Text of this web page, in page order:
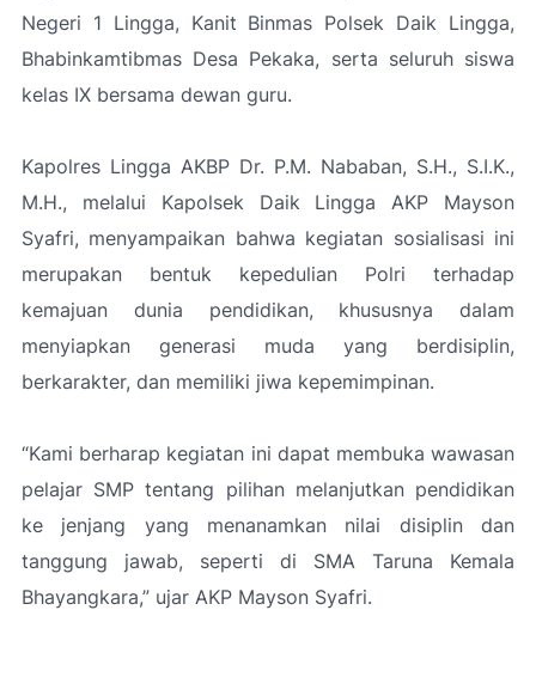
Negeri 1 Lingga, Kanit Binmas Polsek Daik Lingga,
Bhabinkamtibmas Desa Pekaka, serta seluruh siswa
kelas IX bersama dewan guru.
Kapolres Lingga AKBP Dr. P.M. Nababan, S.H., S.I.K.,
M.H., melalui Kapolsek Daik Lingga AKP Mayson
Syafri, menyampaikan bahwa kegiatan sosialisasi ini
merupakan bentuk kepedulian Polri terhadap
kemajuan dunia pendidikan, khususnya dalam
menyiapkan generasi muda yang berdisiplin,
berkarakter, dan memiliki jiwa kepemimpinan.
“Kami berharap kegiatan ini dapat membuka wawasan
pelajar SMP tentang pilihan melanjutkan pendidikan
ke jenjang yang menanamkan nilai disiplin dan
tanggung jawab, seperti di SMA Taruna Kemala
Bhayangkara,” ujar AKP Mayson Syafri.